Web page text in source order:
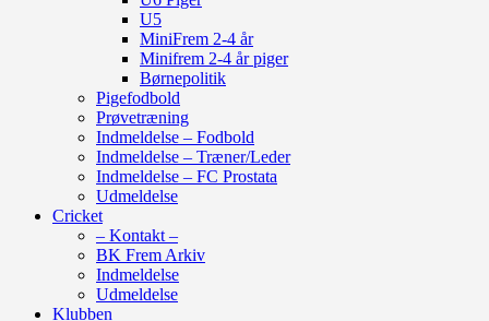
U5
MiniFrem 2-4 år
Minifrem 2-4 år piger
Børnepolitik
Pigefodbold
Prøvetræning
Indmeldelse – Fodbold
Indmeldelse – Træner/Leder
Indmeldelse – FC Prostata
Udmeldelse
Cricket
– Kontakt –
BK Frem Arkiv
Indmeldelse
Udmeldelse
Klubben